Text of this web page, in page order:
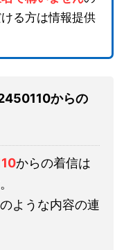
る方は情報提供
からの
からの着信は
ような内容の連